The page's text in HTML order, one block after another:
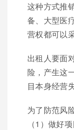
这种方式推
备、大型医
营权都可以
出租人要面
险，产生这
目本身经营
为了防范风
（1）做好